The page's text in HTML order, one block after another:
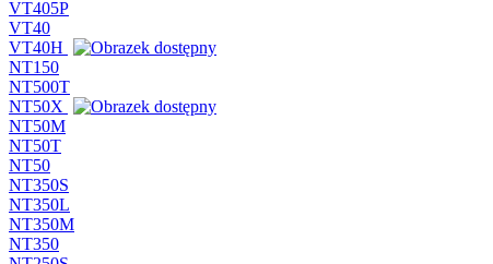
VT405P
VT40
VT40H
NT150
NT500T
NT50X
NT50M
NT50T
NT50
NT350S
NT350L
NT350M
NT350